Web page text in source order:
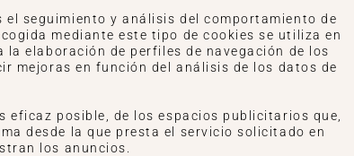
seguimiento y análisis del comportamiento de
mediante este tipo de cookies se utiliza en
elaboración de perfiles de navegación de los
mejoras en función del análisis de los datos de
eficaz posible, de los espacios publicitarios que,
desde la que presta el servicio solicitado en
los anuncios.